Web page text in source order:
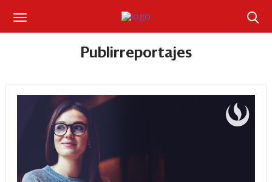
Portada
¿Qué está pasando?
Sectores y Empresas
Publirreportajes